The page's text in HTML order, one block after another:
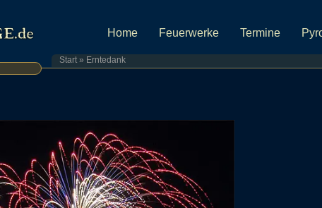
Home Feuerwerke Termine
Start» Erntedank